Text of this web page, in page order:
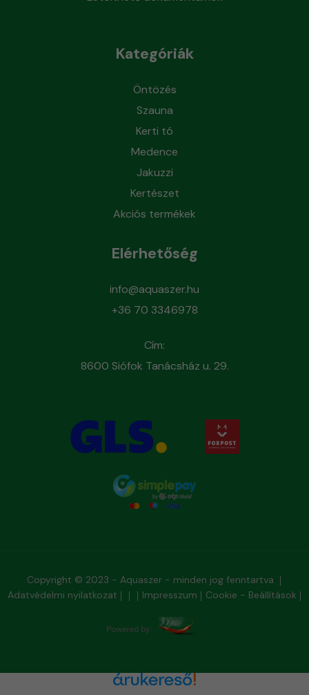
Kategóriák
Öntözés
Szauna
Kerti tó
Medence
Jakuzzi
Kertészet
Akciós termékek
Elérhetőség
info@aquaszer.hu
+36 70 3346978
Cím:
8600 Siófok Tanácsház u. 29.
Copyright © 2023 - Aquaszer - minden jog fenntartva
Adatvédelmi nyilatkozat
Impresszum Cookie - Beállítások